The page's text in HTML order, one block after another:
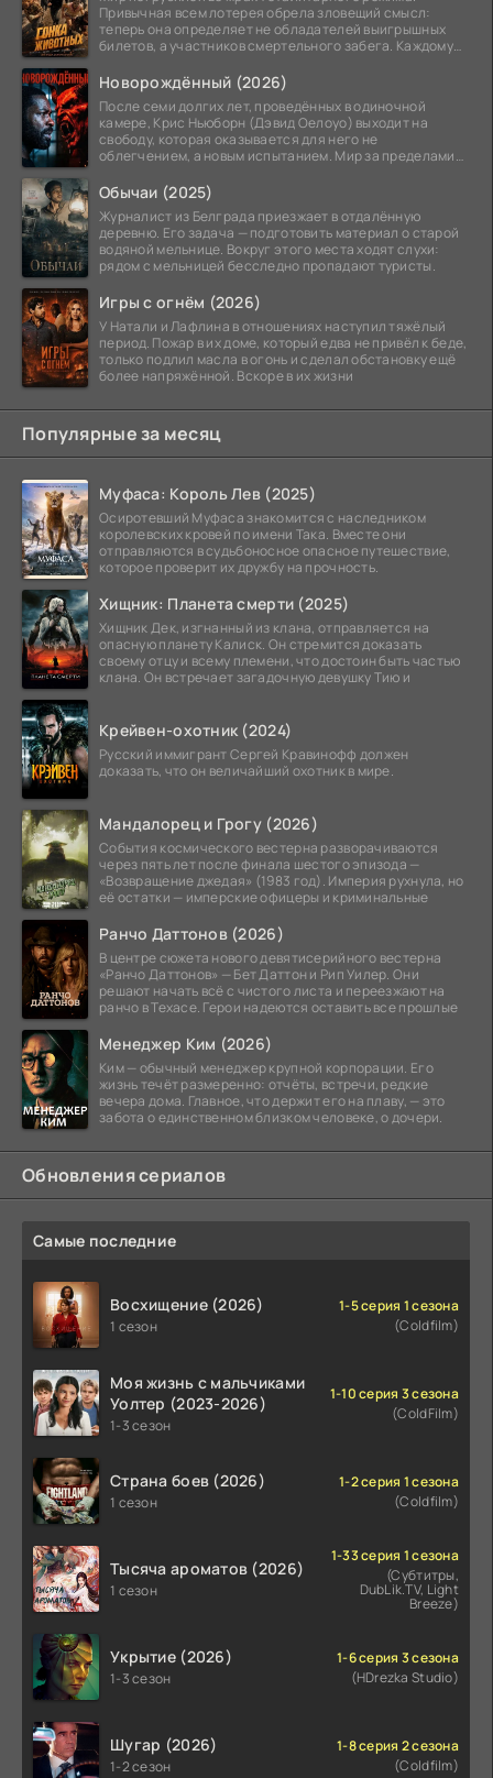
Привычная всем лотерея обрела зловещий смысл:
теперь она определяет не обладателей выигрышных
билетов, а участников смертельного забега. Каждому
Новорождённый (2026)
После семи долгих лет, проведённых в одиночной
камере, Крис Ньюборн (Дэвид Оелоуо) выходит на
свободу, которая оказывается для него не
облегчением, а новым испытанием. Мир за пределами
Обычаи (2025)
Журналист из Белграда приезжает в отдалённую
деревню. Его задача — подготовить материал о старой
водяной мельнице. Вокруг этого места ходят слухи:
рядом с мельницей бесследно пропадают туристы.
Игры с огнём (2026)
У Натали и Лафлина в отношениях наступил тяжёлый
период. Пожар в их доме, который едва не привёл к беде,
только подлил масла в огонь и сделал обстановку ещё
более напряжённой. Вскоре в их жизни
Популярные за месяц
Муфаса: Король Лев (2025)
Осиротевший Муфаса знакомится с наследником
королевских кровей по имени Така. Вместе они
отправляются в судьбоносное опасное путешествие,
которое проверит их дружбу на прочность.
Хищник: Планета смерти (2025)
Хищник Дек, изгнанный из клана, отправляется на
опасную планету Калиск. Он стремится доказать
своему отцу и всему племени, что достоин быть частью
клана. Он встречает загадочную девушку Тию и
Крейвен-охотник (2024)
Русский иммигрант Сергей Кравинофф должен
доказать, что он величайший охотник в мире.
Мандалорец и Грогу (2026)
События космического вестерна разворачиваются
через пять лет после финала шестого эпизода —
«Возвращение джедая» (1983 год). Империя рухнула, но
её остатки — имперские офицеры и криминальные
Ранчо Даттонов (2026)
В центре сюжета нового девятисерийного вестерна
«Ранчо Даттонов» — Бет Даттон и Рип Уилер. Они
решают начать всё с чистого листа и переезжают на
ранчо в Техасе. Герои надеются оставить все прошлые
Менеджер Ким (2026)
Ким — обычный менеджер крупной корпорации. Его
жизнь течёт размеренно: отчёты, встречи, редкие
вечера дома. Главное, что держит его на плаву, — это
забота о единственном близком человеке, о дочери.
Обновления сериалов
Самые последние
Восхищение (2026)
1 сезон
1-5 серия 1 сезона
(Coldfilm)
Моя жизнь с мальчиками
Уолтер (2023-2026)
1-3 сезон
1-10 серия 3 сезона
(ColdFilm)
Страна боев (2026)
1 сезон
1-2 серия 1 сезона
(Coldfilm)
Тысяча ароматов (2026)
1 сезон
1-33 серия 1 сезона
(Субтитры,
DubLik.TV, Light
Breeze)
Укрытие (2026)
1-3 сезон
1-6 серия 3 сезона
(HDrezka Studio)
Шугар (2026)
1-2 сезон
1-8 серия 2 сезона
(Coldfilm)